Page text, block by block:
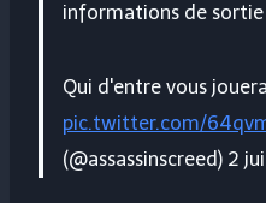
informations de sortie
Qui d'entre vous
pic.twitter.com/
(@assassinscreed) 2